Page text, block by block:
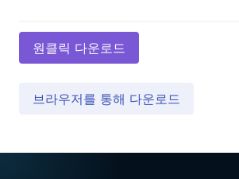
원클릭 다운로드
브라우저를 통해 다운로드